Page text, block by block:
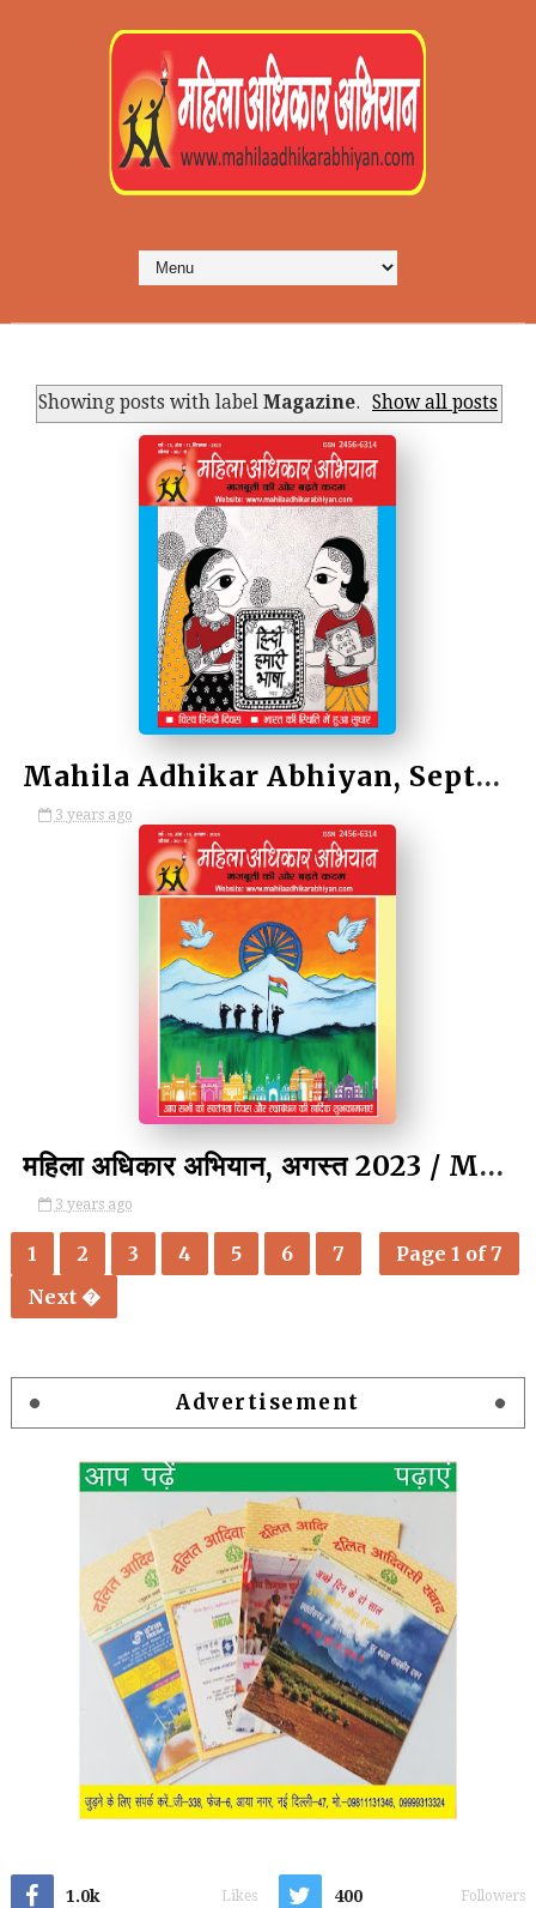
Showing posts with label Magazine. Show all posts
by Kulina Kumari
Mahila Adhikar Abhiyan, September 2023 / महिला अधिकार अभियान, सितम्बर 2023
3 years ago
by Kulina Kumari
महिला अधिकार अभियान, अगस्त 2023 / Mahila Adhikar Abhiyan, August 2023
3 years ago
Page 1 of 7
1 2 3 4 5 6
7
Next �
Advertisement
1.0k Likes 400 Followers